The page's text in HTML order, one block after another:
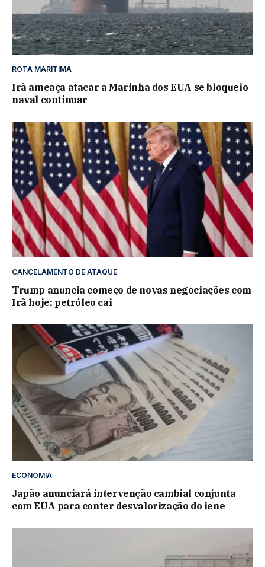
ROTA MARÍTIMA
Irã ameaça atacar a Marinha dos EUA se bloqueio
naval continuar
CANCELAMENTO DE ATAQUE
Trump anuncia começo de novas negociações com
Irã hoje; petróleo cai
ECONOMIA
Japão anunciará intervenção cambial conjunta
com EUA para conter desvalorização do iene